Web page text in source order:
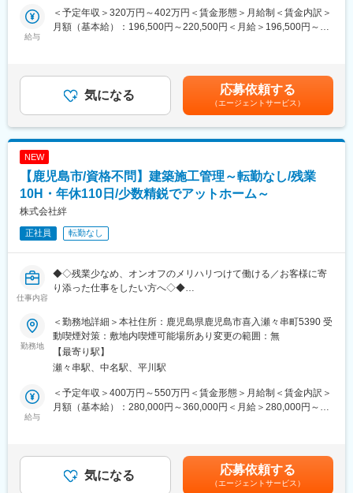
※経験・スキルに応じて段階的にお任せします。
■当社について：
・鹿児島・千葉・岩手に事業所を展開し、従業員数は約2,000名。
三菱商事グループの食肉バリューチェーンを担う企業として、日
本の食を支えています。
給与
＜予定年収＞320万円～402万円＜賃金形態＞月給制＜賃金内訳＞
月額（基本給）：196,500円～220,500円＜月給＞196,500円～
能性があります。月給(月額)は固定手当を含めた表記です。
気になる 応募依頼する
（エージェントサービス）
NEW
【鹿児島市/資格不問】建築施工管理～転勤なし/残業
10H・年休110日/少数精鋭でアットホーム～
株式会社絆
正社員 転勤なし
仕事内容
◆◇残業少なめ、オンオフのメリハリつけて働ける／お客様に寄
り添った仕事をしたい方へ◇◆
調に口コミでお客様からの引き合いがあり、業績も好調です。
直近では最新のIoT機器を導入した無人型のモデルハウスを南さつ
ま市にオープン。最新技術も取り入れながらお客様に喜ばれる体
制を作っています。
■担当業務：
地域に根差し、お客様のニーズに寄り添った住宅づくりで口コミ
からのお客様多数、100％反響でお問い合わせをいただいており
す。
社内の担当が作成した図面が下りてきてから協力会社との工事工
程の調整や家が建つまでの進捗管理まで担当します。
勤務地
＜勤務地詳細＞本社住所：鹿児島県鹿児島市喜入瀬々串町5390 受
動喫煙対策：敷地内喫煙可能場所あり変更の範囲：無
【最寄り駅】
瀬々串駅、中名駅、平川駅
給与
＜予定年収＞400万円～550万円＜賃金形態＞月給制＜賃金内訳＞
月額（基本給）：280,000円～360,000円＜月給＞280,000円～
は固定手当を含めた表記です。
気になる 応募依頼する
（エージェントサービス）